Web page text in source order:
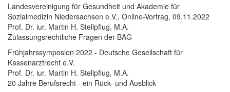
Landesvereinigung für Gesundheit und Akademie für
Sozialmedizin Niedersachsen e.V., Online-Vortrag, 09.11.2022
Prof. Dr. iur. Martin H. Stellpflug, M.A.
Zulassungsrechtliche Fragen der BAG
Frühjahrssymposion 2022 - Deutsche Gesellschaft für
Kassenarztrecht e.V.
Prof. Dr. iur. Martin H. Stellpflug, M.A.
20 Jahre Berufsrecht - ein Rück- und Ausblick